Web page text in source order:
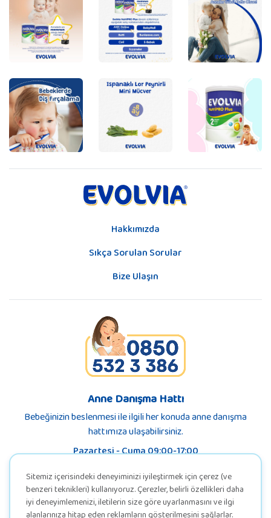
Hakkımızda
Sıkça Sorulan Sorular
Bize Ulaşın
Anne Danışma Hattı
Bebeğinizin beslenmesi ile ilgili her konuda anne danışma
hattımıza ulaşabilirsiniz.
Pazartesi - Cuma 09:00-17:00
Sitemiz içerisindeki deneyiminizi iyileştirmek için çerez (ve
benzeri teknikleri) kullanıyoruz. Çerezler, belirli özellikleri daha
iyi deneyimlemenizi, iletilerin size göre uyarlanmasını ve ilgi
alanlarınıza hitap eden reklamların gösterilmesini sağlarlar.